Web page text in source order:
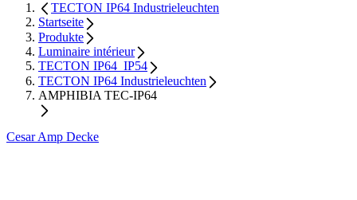
TECTON IP64 Industrieleuchten
Startseite
Produkte
Luminaire intérieur
TECTON IP64_IP54
TECTON IP64 Industrieleuchten
AMPHIBIA TEC-IP64
Cesar Amp Decke